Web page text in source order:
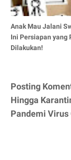
Anak Mau Jalani
Ini Persiapan yang
Dilakukan!
Posting
Hingga
Pandemi Virus